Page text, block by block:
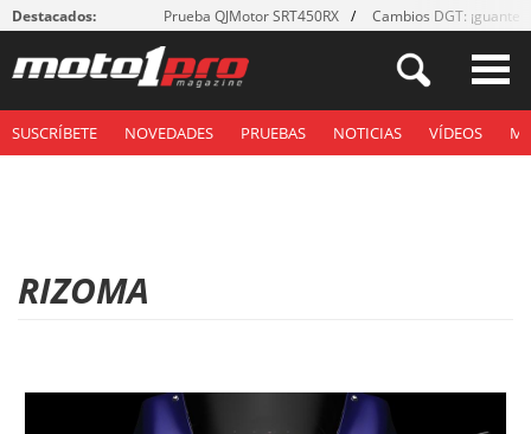
Destacados: Prueba QJMotor SRT450RX Cambios DGT: ¡guantes!
SUSCRÍBETE NOVEDADES PRUEBAS NOTICIAS VÍDEOS
RIZOMA